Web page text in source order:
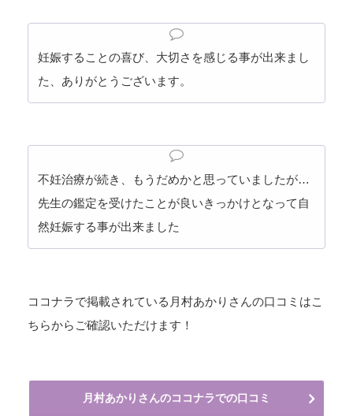
妊娠することの喜び、大切さを感じる事が出来まし
た、ありがとうございます。
不妊治療が続き、もうだめかと思っていましたが…
先生の鑑定を受けたことが良いきっかけとなって自
然妊娠する事が出来ました
ココナラで掲載されている月村あかりさんの口コミはこ
ちらからご確認いただけます！
月村あかりさんのココナラでの口コミ